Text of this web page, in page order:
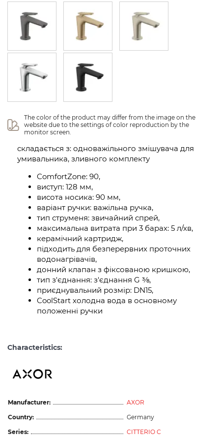
The color of the product may differ from the image on the
website due to the settings of color reproduction by the
monitor screen.
складається з: одноважільного змішувача для
умивальника, зливного комплекту
ComfortZone: 90,
виступ: 128 мм,
висота носика: 90 мм,
варіант ручки: важільна ручка,
тип струменя: звичайний спрей,
максимальна витрата при 3 барах: 5 л/хв,
керамічний картридж,
підходить для безперервних проточних
водонагрівачів,
донний клапан з фіксованою кришкою,
тип з'єднання: з'єднання G ⅜,
приєднувальний розмір: DN15,
CoolStart холодна вода в основному
положенні ручки
Characteristics:
Manufacturer:
AXOR
Country:
Germany
Series:
CITTERIO C